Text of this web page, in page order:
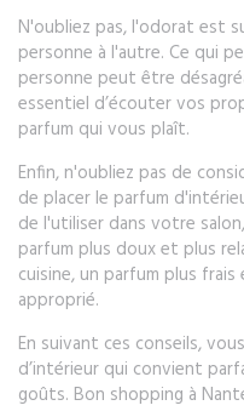
N'oubliez pas, l'odorat est
personne à l'autre. Ce qui
personne peut être
essentiel d’écouter vos
parfum qui vous plaît.
Enfin, n'oubliez pas de
de placer le parfum
de l'utiliser dans votre
parfum plus doux et plus
cuisine, un parfum plus
approprié.
En suivant ces conseils,
d’intérieur qui convient
goûts. Bon shopping à